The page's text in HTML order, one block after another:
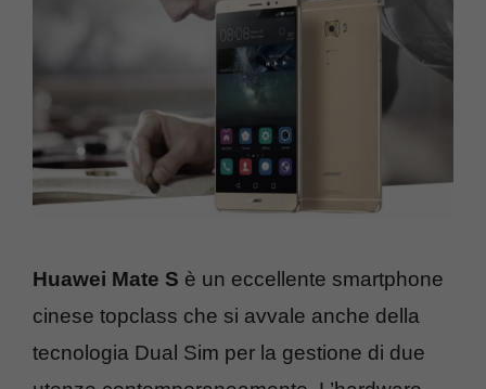
Huawei Mate S è un eccellente smartphone
cinese topclass che si avvale anche della
tecnologia Dual Sim per la gestione di due